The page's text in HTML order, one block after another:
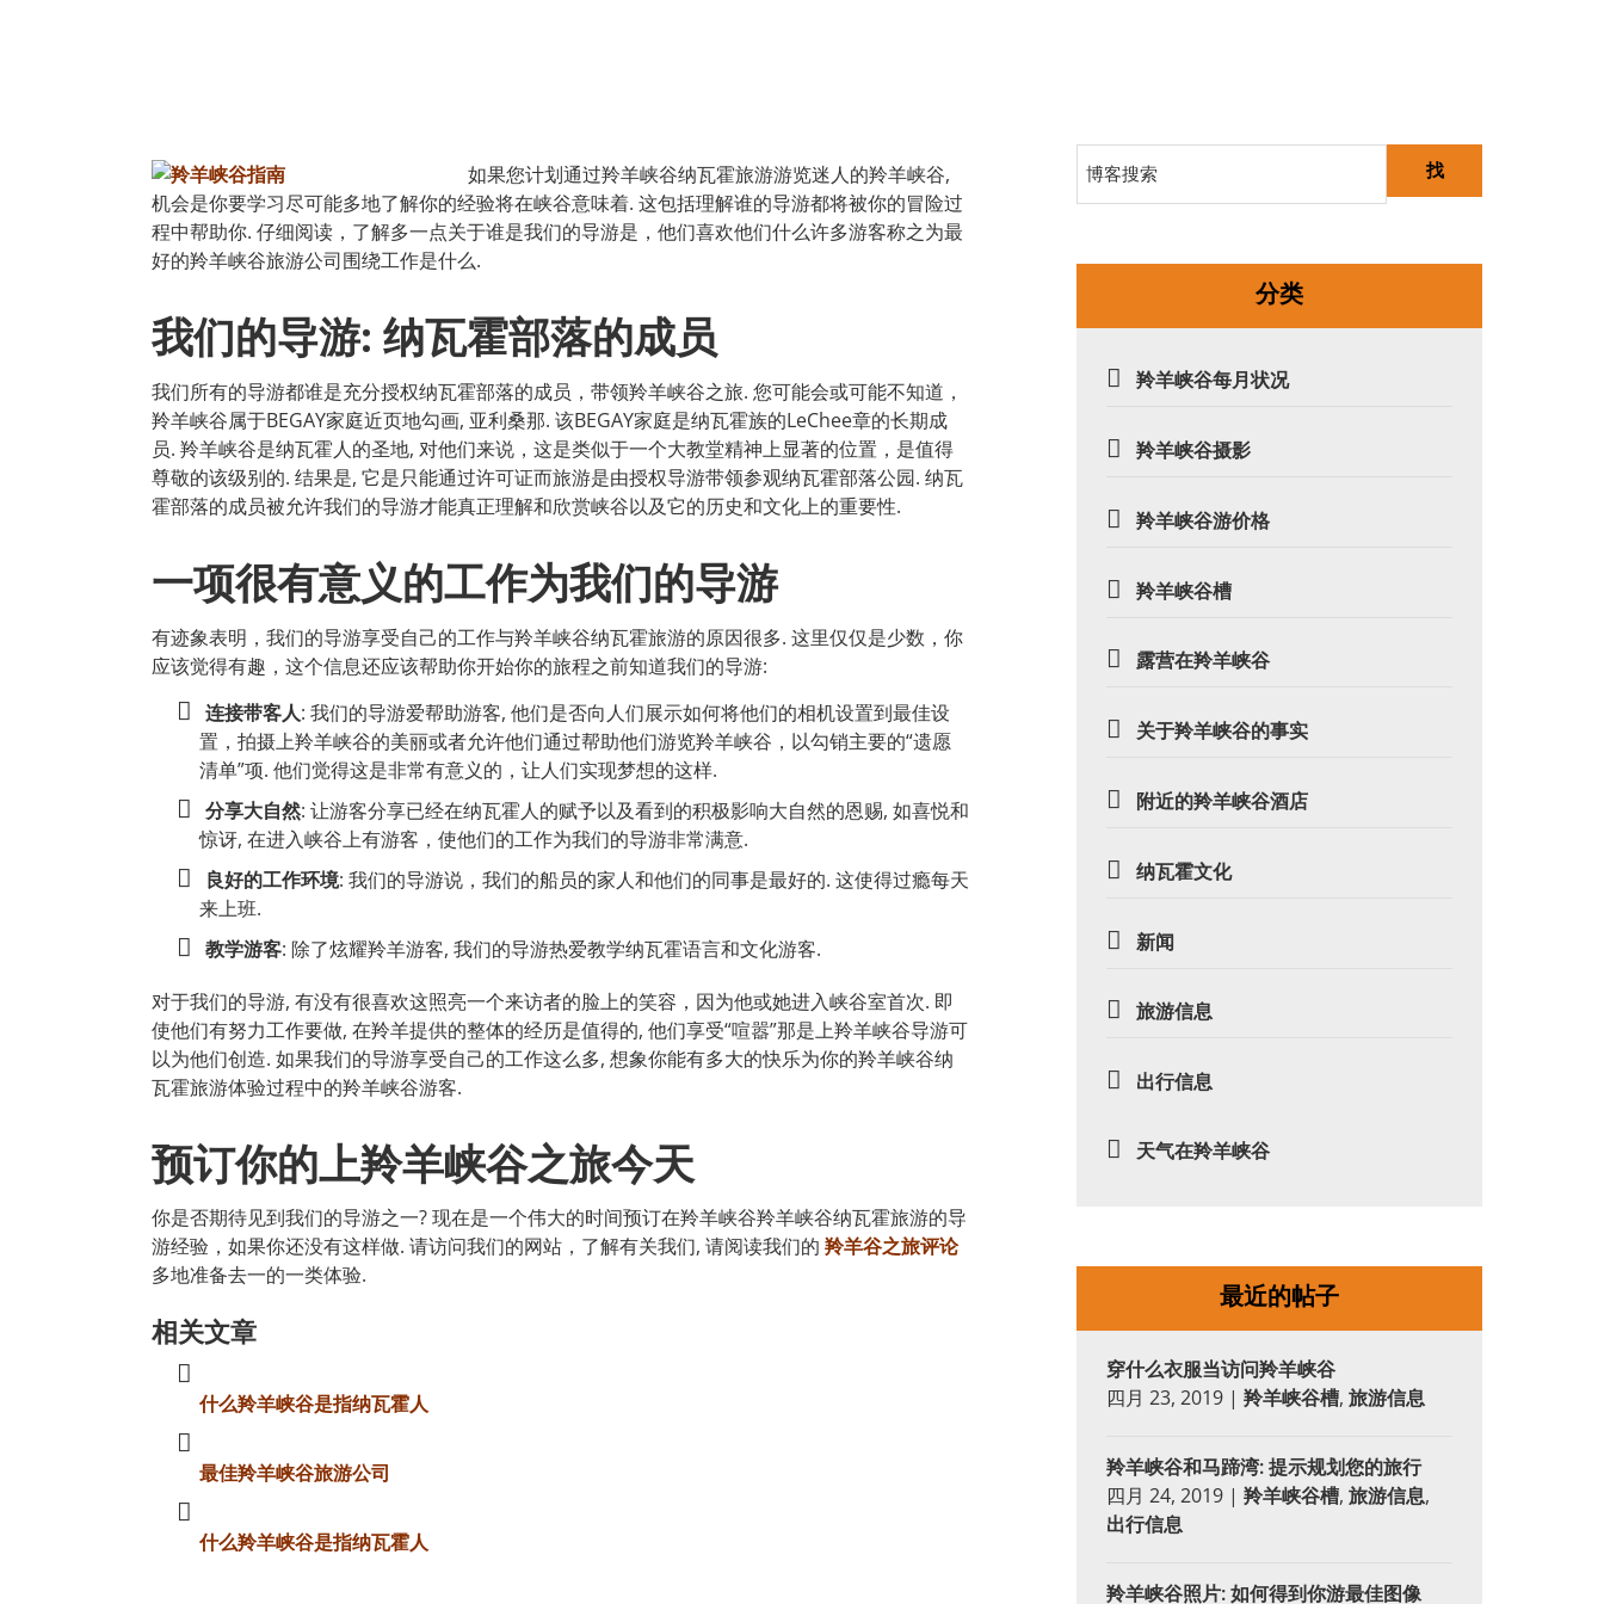
如果您计划通过羚羊峡谷纳瓦霍旅游游览迷人的羚羊峡谷,
机会是你要学习尽可能多地了解你的经验将在峡谷意味着. 这包括理解谁的导游都将被你的冒险过
程中帮助你. 仔细阅读，了解多一点关于谁是我们的导游是，他们喜欢他们什么许多游客称之为最
好的羚羊峡谷旅游公司围绕工作是什么.
我们的导游: 纳瓦霍部落的成员
我们所有的导游都谁是充分授权纳瓦霍部落的成员，带领羚羊峡谷之旅. 您可能会或可能不知道，
羚羊峡谷属于BEGAY家庭近页地勾画, 亚利桑那. 该BEGAY家庭是纳瓦霍​​族的LeChee章的长期成
员. 羚羊峡谷是纳瓦霍人的圣地, 对他们来说，这是类似于一个大教堂精神上显著的位置，是值得
尊敬的该级别的. 结果是, 它是只能通过许可证而旅游是由授权导游带领参观纳瓦霍部落公园. 纳瓦
霍部落的成员被允许我们的导游才能真正理解和欣赏峡谷以及它的历史和文化上的重要性.
一项很有意义的工作为我们的导游
有迹象表明，我们的导游享受自己的工作与羚羊峡谷纳瓦霍旅游的原因很多. 这里仅仅是少数，你
应该觉得有趣，这个信息还应该帮助你开始你的旅程之前知道我们的导游:
连接带客人: 我们的导游爱帮助游客, 他们是否向人们展示如何将他们的相机设置到最佳设
置，拍摄上羚羊峡谷的美丽或者允许他们通过帮助他们游览羚羊峡谷，以勾销主要的“遗愿
清单”项. 他们觉得这是非常有意义的，让人们实现梦想的这样.
分享大自然: 让游客分享已经在纳瓦霍人的赋予以及看到的积极影响大自然的恩赐, 如喜悦和
惊讶, 在进入峡谷上有游客，使他们的工作为我们的导游非常满意.
良好的工作环境: 我们的导游说，我们的船员的家人和他们的同事是最好的. 这使得过瘾每天
来上班.
教学游客: 除了炫耀羚羊游客, 我们的导游热爱教学纳瓦霍语言和文化游客.
对于我们的导游, 有没有很喜欢这照亮一个来访者的脸上的笑容，因为他或她进入峡谷室首次. 即
使他们有努力工作要做, 在羚羊提供的整体的经历是值得的, 他们享受“喧嚣”那是上羚羊峡谷导游可
以为他们创造. 如果我们的导游享受自己的工作这么多, 想象你能有多大的快乐为你的羚羊峡谷纳
瓦霍旅游体验过程中的羚羊峡谷游客.
预订你的上羚羊峡谷之旅今天
你是否期待见到我们的导游之一? 现在是一个伟大的时间预订在羚羊峡谷羚羊峡谷纳瓦霍旅游的导
游经验，如果你还没有这样做. 请访问我们的网站，了解有关我们, 请阅读我们的 羚羊谷之旅评论
多地准备去一的一类体验.
相关文章
什么羚羊峡谷是指纳瓦霍人
最佳羚羊峡谷旅游公司
什么羚羊峡谷是指纳瓦霍人
找
分类
羚羊峡谷每月状况
羚羊峡谷摄影
羚羊峡谷游价格
羚羊峡谷槽
露营在羚羊峡谷
关于羚羊峡谷的事实
附近的羚羊峡谷酒店
纳瓦霍文化
新闻
旅游信息
出行信息
天气在羚羊峡谷
最近的帖子
穿什么衣服当访问羚羊峡谷
四月 23, 2019 | 羚羊峡谷槽, 旅游信息
羚羊峡谷和马蹄湾: 提示规划您的旅行
四月 24, 2019 | 羚羊峡谷槽, 旅游信息,
出行信息
羚羊峡谷照片: 如何得到你游最佳图像